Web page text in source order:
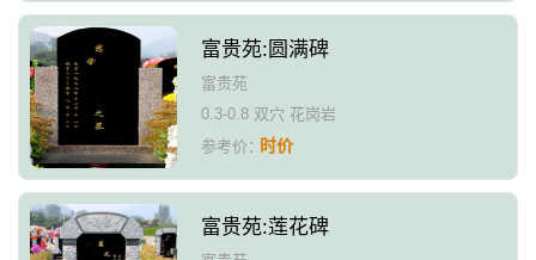
富贵苑:圆满碑
富贵苑
0.3-0.8 双穴 花岗岩
参考价：时价
富贵苑:莲花碑